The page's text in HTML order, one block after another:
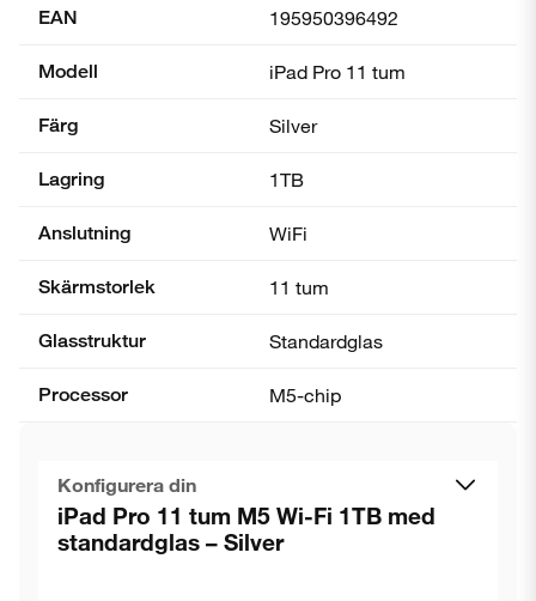
EAN 195950396492
Modell iPad Pro 11 tum
Färg Silver
Lagring 1TB
Anslutning WiFi
Skärmstorlek 11 tum
Glasstruktur Standardglas
Processor M5-chip
Konfigurera din
iPad Pro 11 tum M5 Wi-Fi 1TB med
standardglas – Silver